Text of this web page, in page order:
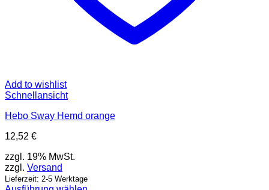
Add to wishlist
Schnellansicht
Hebo Sway Hemd orange
12,52 €
zzgl. 19% MwSt.
zzgl. Versand
Lieferzeit: 2-5 Werktage